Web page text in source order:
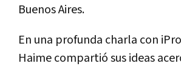
BuenosAires.
En una profunda charla con
Haimecompartiósusideas